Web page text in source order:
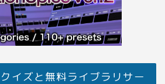
イズと無料ライブラリサー